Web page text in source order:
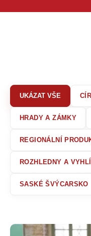
HRADY A ZÁMKY
REGIONÁLNÍ
ROZHLEDNY A
SASKÉ ŠVÝCARSKO